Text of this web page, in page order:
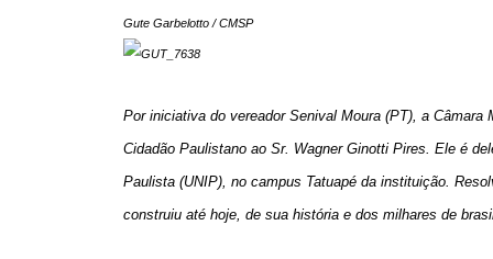
Gute Garbelotto / CMSP
Por iniciativa do vereador Senival Moura (PT), a
Cidadão Paulistano ao Sr. Wagner Ginotti Pires. Ele é
Paulista (UNIP), no campus Tatuapé da instituição.
construiu até hoje, de sua história e dos milhares de